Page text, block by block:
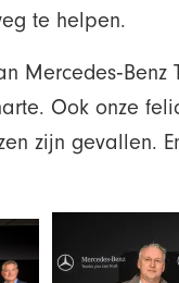
te helpen.
Mercedes‑Benz
Ook onze
zijn gevallen.